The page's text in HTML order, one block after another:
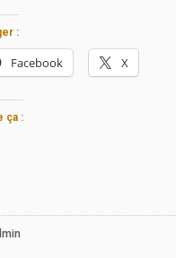
:
Facebook X
ça :